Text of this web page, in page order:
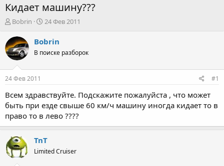
Кидает машину???
А
т
о
р
е
м
ы
Bobrin
Д
т
н
л
24 Фев 2011
Bobrin
В поиске разборок
24 Фев 2011 #1
Всем здравствуйте. Подскажите пожалуйста , что может
быть при езде свыше 60 км/ч машину иногда кидает то в
право то в лево ????
TnT
Limited Cruiser